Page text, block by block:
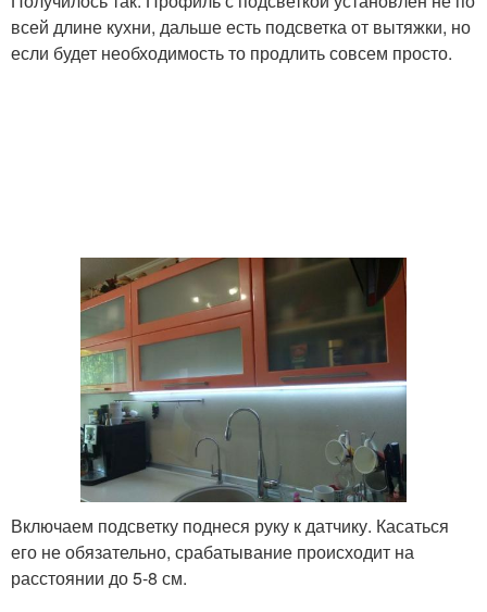
всей длине кухни, дальше есть подсветка от вытяжки, но
если будет необходимость то продлить совсем просто.
Включаем подсветку поднеся руку к датчику. Касаться
его не обязательно, срабатывание происходит на
расстоянии до 5-8 см.